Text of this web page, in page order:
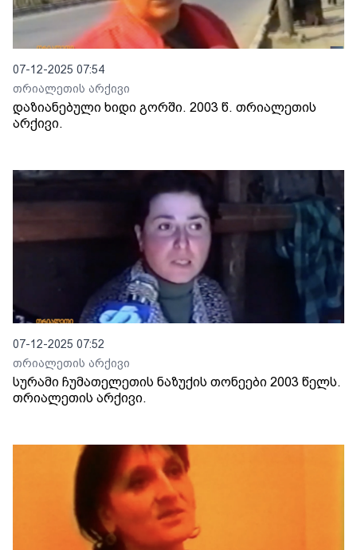
07-12-2025 07:54
თრიალეთის არქივი
დაზიანებული ხიდი გორში. 2003 წ. თრიალეთის
არქივი.
07-12-2025 07:52
თრიალეთის არქივი
სურამი ჩუმათელეთის ნაზუქის თონეები 2003 წელს.
თრიალეთის არქივი.